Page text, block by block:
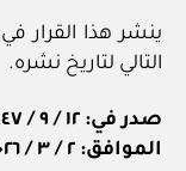
ينشر هذا القرار
التالي لتاريخ نشره.
صدر في: ١٢ / ٩ / ١٤٤٧هـ
الموافق: ٢ / ٣ / ٢٠٢٦م